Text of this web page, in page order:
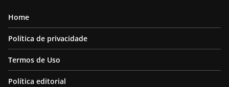
Home
Política de privacidade
Termos de Uso
Política editorial